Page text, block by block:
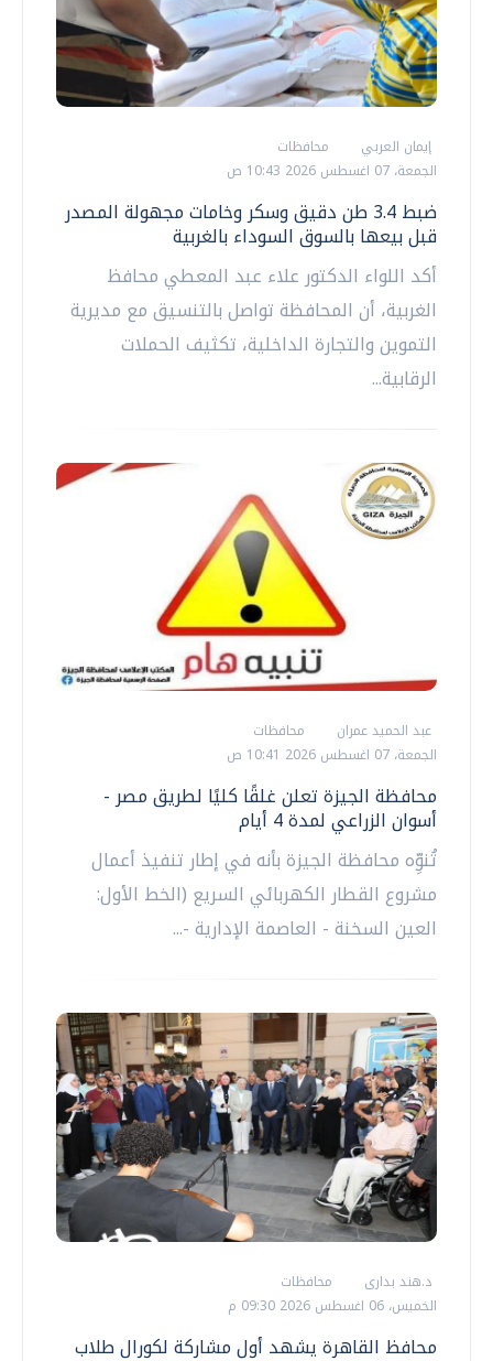
إيمان العربي
محافظات
الجمعة، 07 اغسطس 2026 10:43 ص
ضبط 3.4 طن دقيق وسكر وخامات مجهولة المصدر
قبل بيعها بالسوق السوداء بالغربية
أكد اللواء الدكتور علاء عبد المعطي محافظ
الغربية، أن المحافظة تواصل بالتنسيق مع مديرية
التموين والتجارة الداخلية، تكثيف الحملات
الرقابية...
عبد الحميد عمران
محافظات
الجمعة، 07 اغسطس 2026 10:41 ص
محافظة الجيزة تعلن غلقًا كليًا لطريق مصر -
أسوان الزراعي لمدة 4 أيام
تُنوِّه محافظة الجيزة بأنه في إطار تنفيذ أعمال
مشروع القطار الكهربائي السريع (الخط الأول:
العين السخنة - العاصمة الإدارية -...
د.هند بدارى
محافظات
الخميس، 06 اغسطس 2026 09:30 م
محافظ القاهرة يشهد أول مشاركة لكورال طلاب